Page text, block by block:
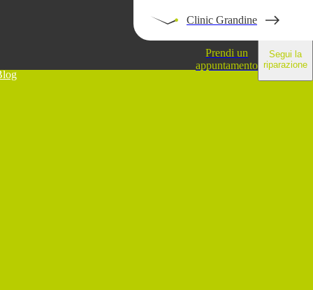
Prendi un
appuntamento
Segui la
riparazione
Clinic Grandine